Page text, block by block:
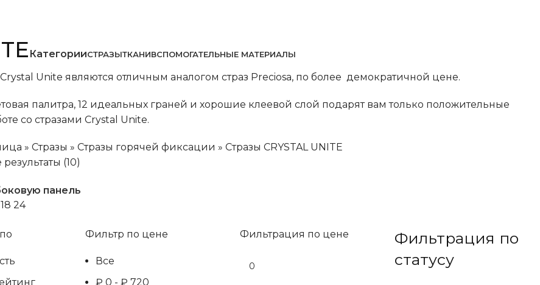
КатегорииСТРАЗЫТКАНИВСПОМОГАТЕЛЬНЫЕ МАТЕРИАЛЫ
Unite являются отличным аналогом страз Preciosa, по более демократичной цене.
палитра, 12 идеальных граней и хорошие клеевой слой подарят вам только положительные
со стразами Crystal Unite.
» Стразы » Стразы горячей фиксации » Стразы CRYSTAL UNITE
(10)
панель
18 24
Фильтр по цене
Все
₽ 0 -₽ 720
Фильтрация по цене
Минимальная
Фильтрация по
статусу